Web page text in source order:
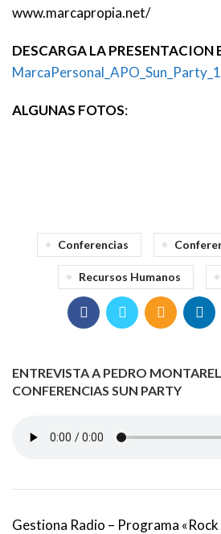
www.marcapropia.net/
DESCARGA LA PRESENTACION
ALGUNAS FOTOS:
Conferencias
Recursos Humanos
ENTREVISTA A PEDRO
CONFERENCIAS SUN PARTY
Gestiona Radio – Programa